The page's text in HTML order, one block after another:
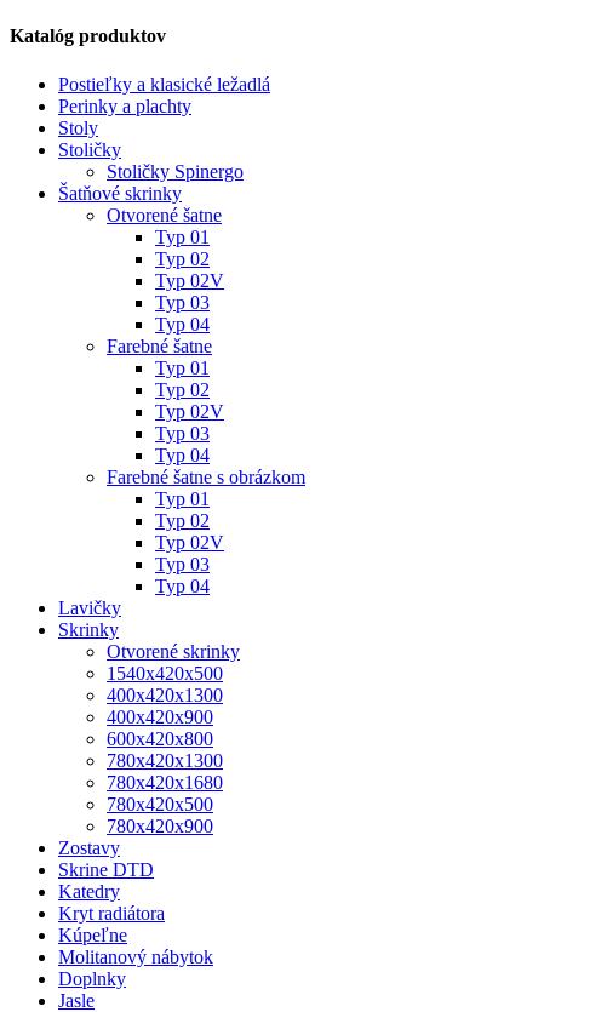
Katalóg produktov
Postieľky a klasické ležadlá
Perinky a plachty
Stoly
Stoličky
Stoličky Spinergo
Šatňové skrinky
Otvorené šatne
Typ 01
Typ 02
Typ 02V
Typ 03
Typ 04
Farebné šatne
Typ 01
Typ 02
Typ 02V
Typ 03
Typ 04
Farebné šatne s obrázkom
Typ 01
Typ 02
Typ 02V
Typ 03
Typ 04
Lavičky
Skrinky
Otvorené skrinky
1540x420x500
400x420x1300
400x420x900
600x420x800
780x420x1300
780x420x1680
780x420x500
780x420x900
Zostavy
Skrine DTD
Katedry
Kryt radiátora
Kúpeľne
Molitanový nábytok
Doplnky
Jasle